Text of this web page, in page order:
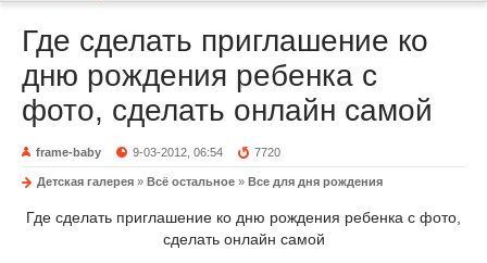
Где сделать приглашение ко
дню рождения ребенка с
фото, сделать онлайн самой
frame-baby 9-03-2012, 06:54 7720
Детская галерея » Всё остальное » Все для дня рождения
Где сделать приглашение ко дню рождения ребенка с фото,
сделать онлайн самой